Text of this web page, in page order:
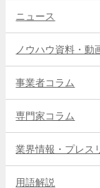
ニュース
ノウハウ資料・動
事業者コラム
専門家コラム
業界情報・プレス
用語解説